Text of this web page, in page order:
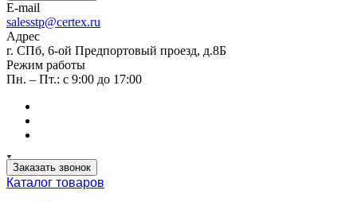
E-mail
salesstp@certex.ru
Адрес
г. СПб, 6-ой Предпортовый проезд, д.8Б
Режим работы
Пн. – Пт.: с 9:00 до 17:00
Заказать звонок
Каталог товаров